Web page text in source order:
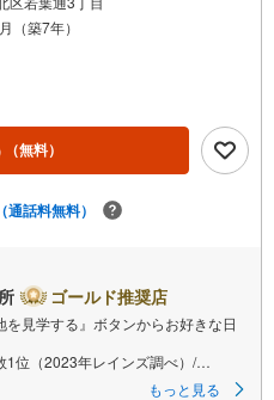
（築7年）
（無料）
（通話料無料）
ゴールド推奨店
見学する』ボタンからお好きな日
1位（2023年レインズ調べ）/
依頼を数多くいただいている不動産
もっと見る